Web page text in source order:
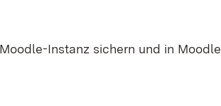
Instanz sichern und in Moodle